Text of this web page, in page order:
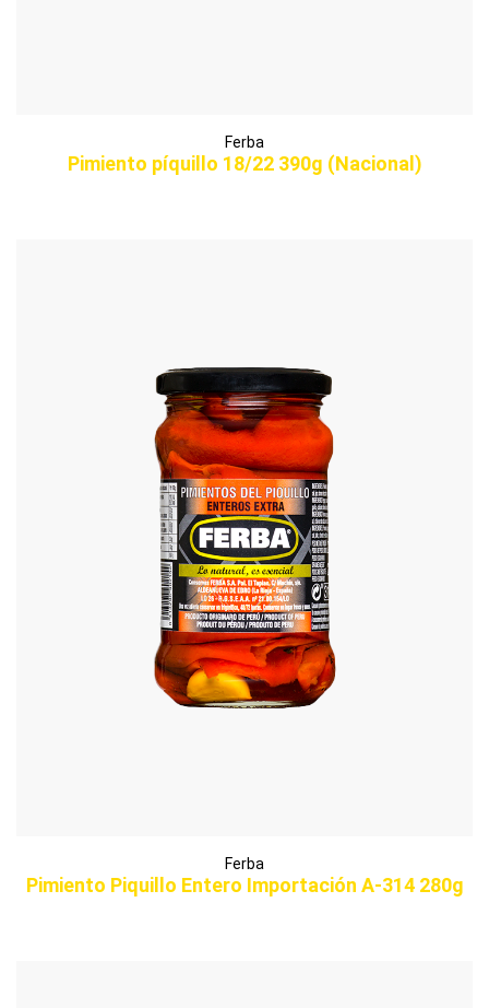
Ferba
Pimiento píquillo 18/22 390g (Nacional)
Ferba
Pimiento Piquillo Entero Importación A-314 280g